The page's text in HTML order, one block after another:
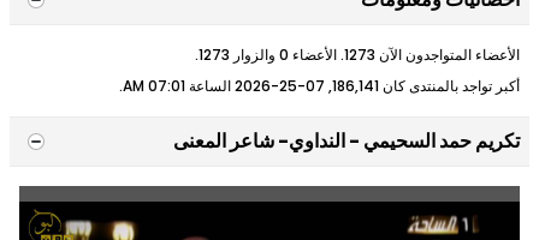
الأعضاء المتواجدون الآن 1273. الأعضاء 0 والزوار 1273.
أكبر تواجد بالمنتدى كان 186,141, 07-25-2026 الساعة
07:01 AM
.
تكريم حمد السحيمي - النداوي- شاعر المعنى